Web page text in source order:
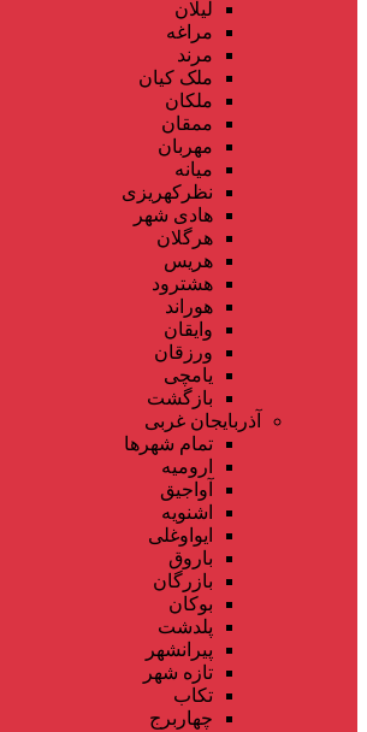
لیلان
مراغه
مرند
ملک کیان
ملکان
ممقان
مهربان
میانه
نظرکهریزی
هادی شهر
هرگلان
هریس
هشترود
هوراند
وایقان
ورزقان
یامچی
بازگشت
آذربایجان غربی
تمام شهر‌ها
ارومیه
آواجیق
اشنویه
ایواوغلی
باروق
بازرگان
بوکان
پلدشت
پیرانشهر
تازه شهر
تکاب
چهاربرج